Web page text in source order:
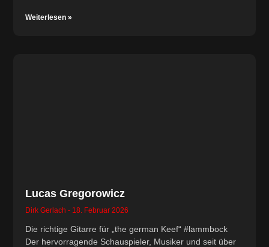
Weiterlesen »
Lucas Gregorowicz
Dirk Gerlach 18. Februar 2026
Die richtige Gitarre für „the german Keef“ #lammbock
Der hervorragende Schauspieler, Musiker und seit über